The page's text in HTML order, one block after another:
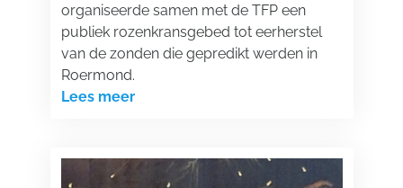
organiseerde samen met de TFP een
publiek rozenkransgebed tot eerherstel
van de zonden die gepredikt werden in
Roermond.
Lees meer